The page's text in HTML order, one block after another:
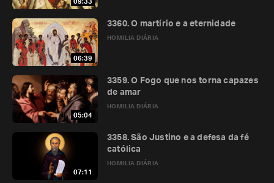
09:33
06:39
HOMILIA DIÁRIA
3360. O martírio e a eternidade
05:04
HOMILIA DIÁRIA
3359. O Fogo que nos torna capazes
de amar
07:11
HOMILIA DIÁRIA
3358. São Justino e a defesa da fé
católica